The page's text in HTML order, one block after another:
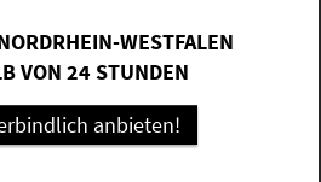
WESTFALEN
VON 24 STUNDEN
anbieten!